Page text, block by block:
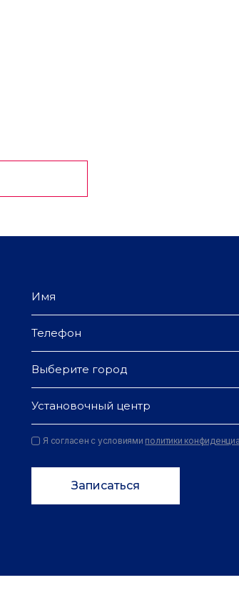
Выберите город
Установочный центр
Я согласен с условиями политики
Записаться